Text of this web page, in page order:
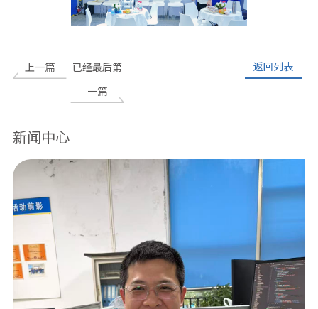
上一篇
已经最后第
一篇
返回列表
新闻中心